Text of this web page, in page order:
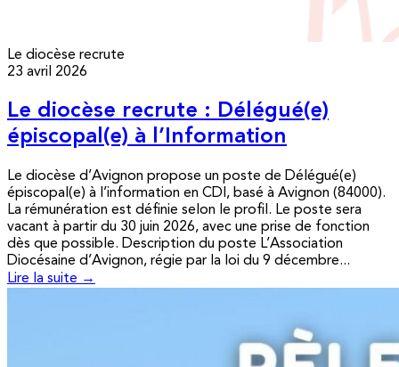
Le diocèse recrute
23 avril 2026
Le diocèse recrute : Délégué(e)
épiscopal(e) à l’Information
Le diocèse d’Avignon propose un poste de Délégué(e)
épiscopal(e) à l’information en CDI, basé à Avignon (84000).
La rémunération est définie selon le profil. Le poste sera
vacant à partir du 30 juin 2026, avec une prise de fonction
dès que possible. Description du poste L’Association
Diocésaine d’Avignon, régie par la loi du 9 décembre...
Lire la suite →